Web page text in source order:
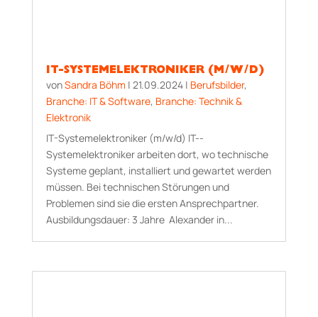
IT-SYSTEMELEKTRONIKER (M/W/D)
vonSandra Böhm | 21.09.2024| Berufsbilder,
Branche: IT & Software, Branche: Technik &
Elektronik
IT-Systemelektroniker (m/w/d) IT-­
Systemelektroniker arbeiten dort, wo technische
Systeme geplant, installiert und gewartet werden
müssen. Bei technischen Störungen und
Problemen sind sie die ersten Ansprechpartner.
Aus­bildungs­dauer: 3 Jahre Alexander in...